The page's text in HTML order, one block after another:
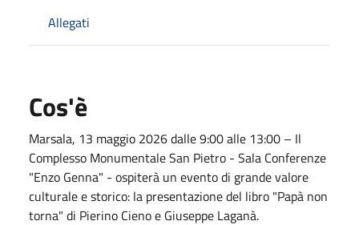
Allegati
Cos'è
Marsala, 13 maggio 2026 dalle 9:00 alle 13:00 – Il
Complesso Monumentale San Pietro - Sala Conferenze
"Enzo Genna" - ospiterà un evento di grande valore
culturale e storico: la presentazione del libro "Papà non
torna" di Pierino Cieno e Giuseppe Laganà.